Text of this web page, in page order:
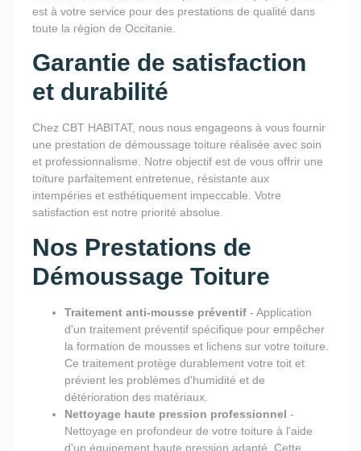
est à votre service pour des prestations de qualité dans
toute la région de Occitanie.
Garantie de satisfaction
et durabilité
Chez CBT HABITAT, nous nous engageons à vous fournir
une prestation de démoussage toiture réalisée avec soin
et professionnalisme. Notre objectif est de vous offrir une
toiture parfaitement entretenue, résistante aux
intempéries et esthétiquement impeccable. Votre
satisfaction est notre priorité absolue.
Nos Prestations de
Démoussage Toiture
Traitement anti-mousse préventif - Application
d'un traitement préventif spécifique pour empêcher
la formation de mousses et lichens sur votre toiture.
Ce traitement protège durablement votre toit et
prévient les problèmes d'humidité et de
détérioration des matériaux.
Nettoyage haute pression professionnel -
Nettoyage en profondeur de votre toiture à l'aide
d'un équipement haute pression adapté. Cette